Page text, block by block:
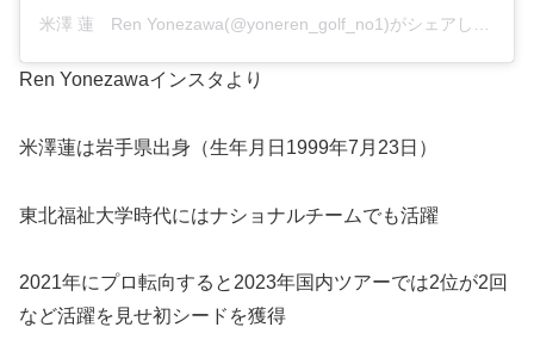
Ren Yonezawaインスタより
米澤蓮は岩手県出身（生年月日1999年7月23日）
東北福祉大学時代にはナショナルチームでも活躍
2021年にプロ転向すると2023年国内ツアーでは2位が2回
など活躍を見せ初シードを獲得